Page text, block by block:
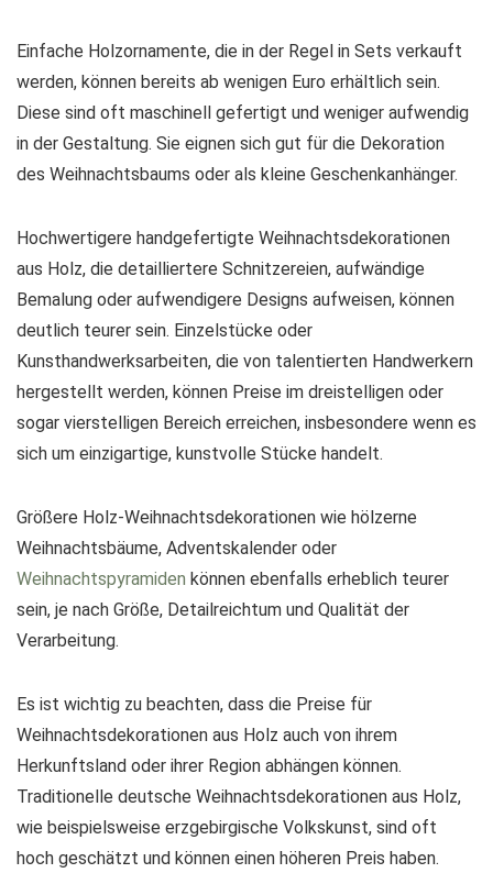
Einfache Holzornamente, die in der Regel in Sets verkauft
werden, können bereits ab wenigen Euro erhältlich sein.
Diese sind oft maschinell gefertigt und weniger aufwendig
in der Gestaltung. Sie eignen sich gut für die Dekoration
des Weihnachtsbaums oder als kleine Geschenkanhänger.
Hochwertigere handgefertigte Weihnachtsdekorationen
aus Holz, die detailliertere Schnitzereien, aufwändige
Bemalung oder aufwendigere Designs aufweisen, können
deutlich teurer sein. Einzelstücke oder
Kunsthandwerksarbeiten, die von talentierten Handwerkern
hergestellt werden, können Preise im dreistelligen oder
sogar vierstelligen Bereich erreichen, insbesondere wenn es
sich um einzigartige, kunstvolle Stücke handelt.
Größere Holz-Weihnachtsdekorationen wie hölzerne
Weihnachtsbäume, Adventskalender oder
Weihnachtspyramiden können ebenfalls erheblich teurer
sein, je nach Größe, Detailreichtum und Qualität der
Verarbeitung.
Es ist wichtig zu beachten, dass die Preise für
Weihnachtsdekorationen aus Holz auch von ihrem
Herkunftsland oder ihrer Region abhängen können.
Traditionelle deutsche Weihnachtsdekorationen aus Holz,
wie beispielsweise erzgebirgische Volkskunst, sind oft
hoch geschätzt und können einen höheren Preis haben.